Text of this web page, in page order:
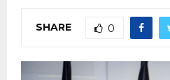
SHARE 0